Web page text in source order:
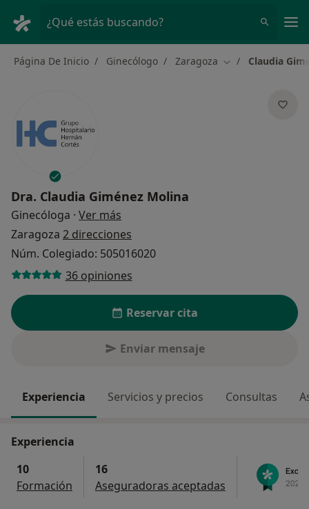
¿Qué estás buscando?
Página De Inicio Ginecólogo Zaragoza Cambiar de
Claudia
Dra. Claudia Giménez Molina
Ginecóloga · Ver más
Zaragoza 2 direcciones
Núm. Colegiado: 505016020
36 opiniones
Reservar cita
Enviar mensaje
Experiencia Servicios y precios Consultas
Experiencia
10
Formación
16
Aseguradoras aceptadas